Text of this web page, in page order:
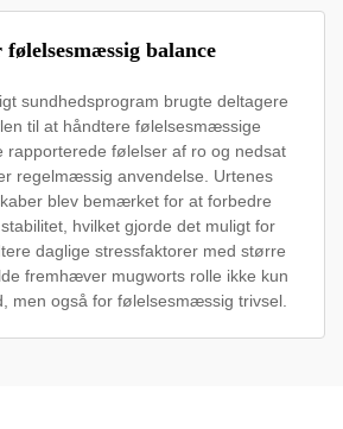
følelsesmæssig balance
sundhedsprogram brugte deltagere
til at håndtere følelsesmæssige
rapporterede følelser af ro og nedsat
regelmæssig anvendelse. Urtenes
blev bemærket for at forbedre
hvilket gjorde det muligt for
daglige stressfaktorer med større
fremhæver mugworts rolle ikke kun
men også for følelsesmæssig trivsel.